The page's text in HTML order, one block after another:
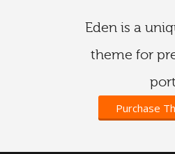
Eden is a
theme for
Purchase